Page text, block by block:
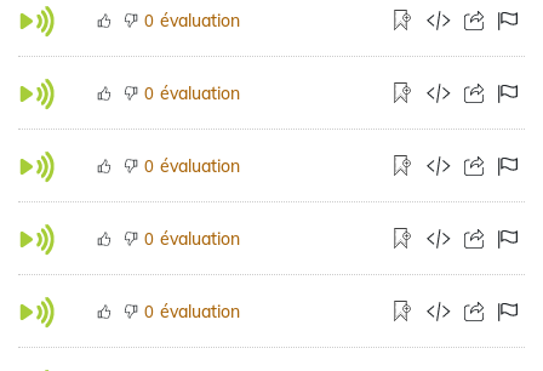
0 évaluation
0 évaluation
0 évaluation
0 évaluation
0 évaluation